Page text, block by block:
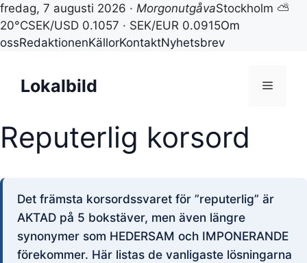
fredag, 7 augusti 2026 · MorgonutgåvaStockholm ⛅
20°CSEK/USD 0.1057 · SEK/EUR 0.0915Om
ossRedaktionenKällorKontaktNyhetsbrev
innehållLokalbild Meny
Reputerlig korsord
Det främsta korsordssvaret för ”reputerlig” är
AKTAD på 5 bokstäver, men även längre
synonymer som HEDERSAM och IMPONERANDE
förekommer. Här listas de vanligaste lösningarna